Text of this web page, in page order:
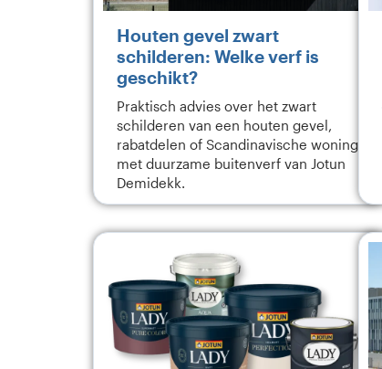
Houten gevel zwart
schilderen: Welke verf is
geschikt?
Praktisch advies over het zwart
schilderen van een houten gevel,
rabatdelen of Scandinavische woning
met duurzame buitenverf van Jotun
Demidekk.